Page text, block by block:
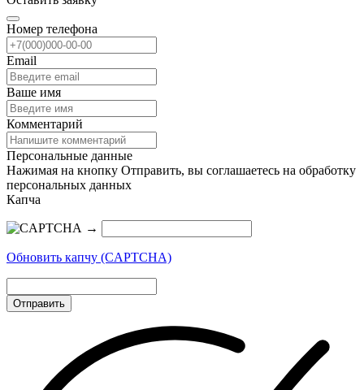
Номер телефона
Email
Ваше имя
Комментарий
Персональные данные
Нажимая на кнопку Отправить, вы соглашаетесь на обработку
персональных данных
Капча
→
Обновить капчу (CAPTCHA)
Отправить